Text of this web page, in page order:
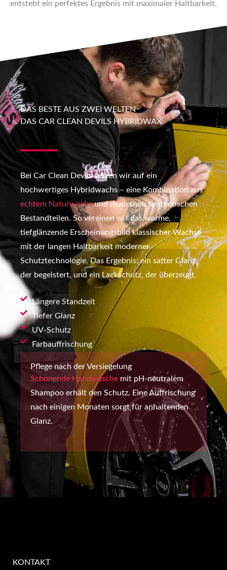
entsteht ein perfektes Ergebnis mit maximaler Haltbarkeit.
DAS BESTE AUS ZWEI WELTEN
DAS CAR CLEAN DEVILS HYBRIDWAX
Bei Car Clean Devils setzen wir auf ein
hochwertiges Hybridwachs – eine Kombination aus
echtem Naturwachsund modernen synthetischen
Bestandteilen. So vereinen wir das warme,
tiefglänzende Erscheinungsbild klassischer Wachse
mit der langen Haltbarkeit moderner
Schutztechnologie. Das Ergebnis: ein satter Glanz,
der begeistert, und ein Lackschutz, der überzeugt.
Längere Standzeit
Tiefer Glanz
UV-Schutz
Farbauffrischung
Pflege nach der Versiegelung
Schonende Handwäsche mit pH-neutralem
Shampoo erhält den Schutz. Eine Auffrischung
nach einigen Monaten sorgt für anhaltenden
Glanz.
KON­TAKT